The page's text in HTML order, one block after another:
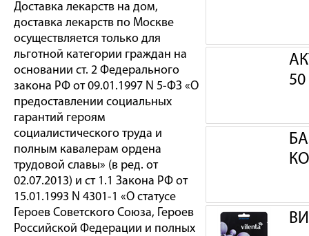
Доставка лекарств на дом,
доставка лекарств по Москве
осуществляется только для
льготной категории граждан на
основании ст. 2 Федерального
закона РФ от 09.01.1997 N 5-ФЗ «О
предоставлении социальных
гарантий героям
социалистического труда и
полным кавалерам ордена
трудовой славы» (в ред. от
02.07.2013) и ст 1.1 Закона РФ от
15.01.1993 N 4301-1 «О статусе
Героев Советского Союза, Героев
Российской Федерации и полных